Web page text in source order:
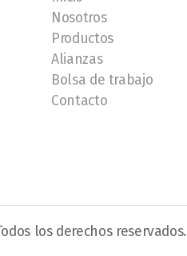
Nosotros
Productos
Alianzas
Bolsa de trabajo
Contacto
los derechos reservados.